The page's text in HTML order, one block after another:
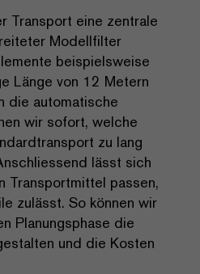
Transport eine zentrale
Modellfilter
beispielsweise
Länge von 12 Metern
die automatische
wir sofort, welche
zu lang
lässt sich
Transportmittel passen,
zulässt. So können wir
Planungsphase die
und die Kosten